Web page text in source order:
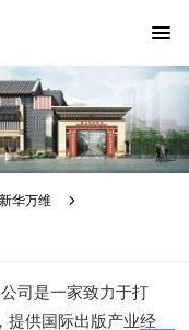
新华万维
司是一家致力于打
提供国际出版产业经